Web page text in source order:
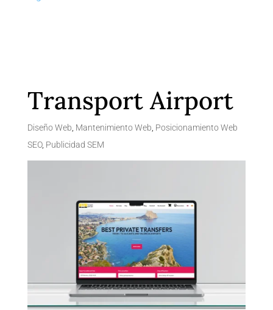
Transport Airport
Diseño Web Mantenimiento Web Posicionamiento Web
SEO, Publicidad SEM